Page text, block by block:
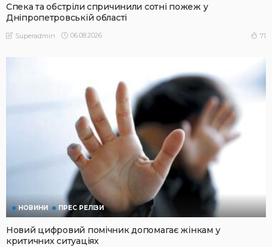
Спека та обстріли спричинили сотні пожеж у
Дніпропетровській області
Superadmin 06.08.2026 71
НОВИНИ ПРЕС РЕЛІЗИ
Новий цифровий помічник допомагає жінкам у
критичних ситуаціях